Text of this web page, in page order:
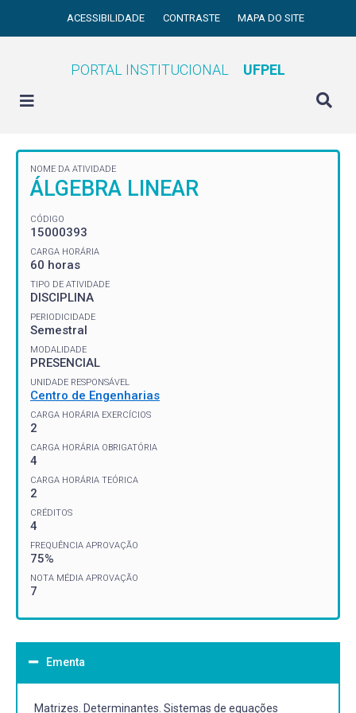
ACESSIBILIDADE CONTRASTE MAPA DO SITE
PORTAL INSTITUCIONAL UFPEL
NOME DA ATIVIDADE
ÁLGEBRA LINEAR
CÓDIGO
15000393
CARGA HORÁRIA
60 horas
TIPO DE ATIVIDADE
DISCIPLINA
PERIODICIDADE
Semestral
MODALIDADE
PRESENCIAL
UNIDADE RESPONSÁVEL
Centro de Engenharias
CARGA HORÁRIA EXERCÍCIOS
2
CARGA HORÁRIA OBRIGATÓRIA
4
CARGA HORÁRIA TEÓRICA
2
CRÉDITOS
4
FREQUÊNCIA APROVAÇÃO
75%
NOTA MÉDIA APROVAÇÃO
7
Ementa
Matrizes. Determinantes. Sistemas de equações